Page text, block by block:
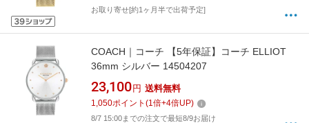
お取り寄せ[約1ヶ月半で出荷予定]
COACH｜コーチ 【5年保証】コーチ ELLIOT
36mm シルバー 14504207
23,100 円 送料無料
1,050ポイント (1倍+4倍UP)
8/7 15:00までの注文で最短8/9お届け